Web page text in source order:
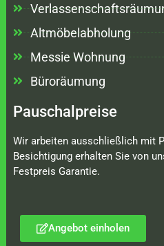
Altmöbelabholung
Messie Wohnung
Büroräumung
Pauschalpreise
Wir arbeiten ausschließlich mit
Besichtigung erhalten Sie von
Festpreis Garantie.
Angebot einholen